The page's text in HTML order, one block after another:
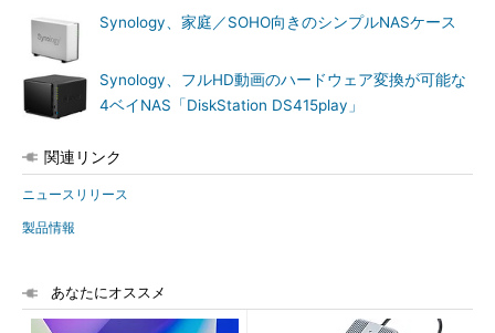
Synology、家庭／SOHO向きのシンプルNASケース
Synology、フルHD動画のハードウェア変換が可能な
4ベイNAS「DiskStation DS415play」
関連リンク
ニュースリリース
製品情報
あなたにオススメ